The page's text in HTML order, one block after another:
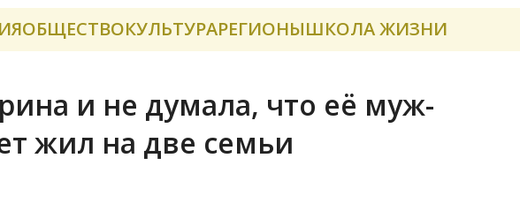
ОБЩЕСТВОКУЛЬТУРАРЕГИОНЫШКОЛА ЖИЗНИ
и не думала, что её муж-
жил на две семьи